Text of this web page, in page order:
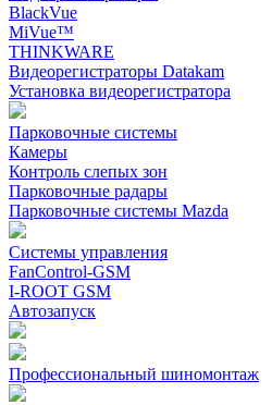
BlackVue
MiVue™
THINKWARE
Видеорегистраторы Datakam
Установка видеорегистратора
Парковочные системы
Камеры
Контроль слепых зон
Парковочные радары
Парковочные системы Mazda
Системы управления
FanControl-GSM
I-ROOT GSM
Автозапуск
Профессиональный шиномонтаж